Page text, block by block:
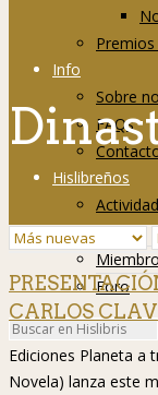
Info
Sobre
FAQs
Hislibreños
Actividad
Grupos
Foro
CARLOS
Ediciones Planeta a
Novela) lanza este